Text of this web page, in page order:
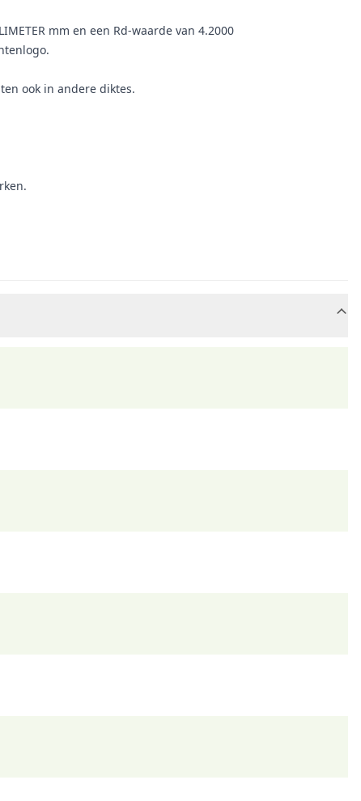
mm en een Rd-waarde van 4.2000
ook in andere diktes.